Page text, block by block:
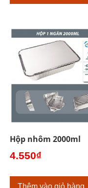
Hộp nhôm 2000ml
4.550₫